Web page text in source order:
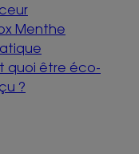
Menthe
quoi être éco-
?